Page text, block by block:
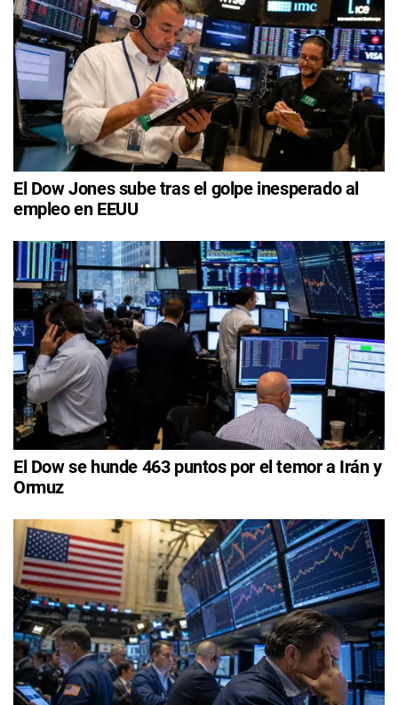
El Dow Jones sube tras el golpe inesperado al
empleo en EEUU
El Dow se hunde 463 puntos por el temor a Irán y
Ormuz